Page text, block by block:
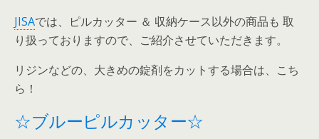
JISAでは、ピルカッター ＆ 収納ケース以外の商品も 取
り扱っておりますので、ご紹介させていただきます。
リジンなどの、大きめの錠剤をカットする場合は、こち
ら！
☆ブルーピルカッター☆